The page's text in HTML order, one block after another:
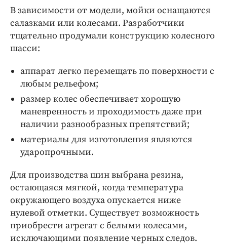
В зависимости от модели, мойки оснащаются
салазками или колесами. Разработчики
тщательно продумали конструкцию колесного
шасси:
аппарат легко перемещать по поверхности с
любым рельефом;
размер колес обеспечивает хорошую
маневренность и проходимость даже при
наличии разнообразных препятствий;
материалы для изготовления являются
ударопрочными.
Для производства шин выбрана резина,
остающаяся мягкой, когда температура
окружающего воздуха опускается ниже
нулевой отметки. Существует возможность
приобрести агрегат с белыми колесами,
исключающими появление черных следов.